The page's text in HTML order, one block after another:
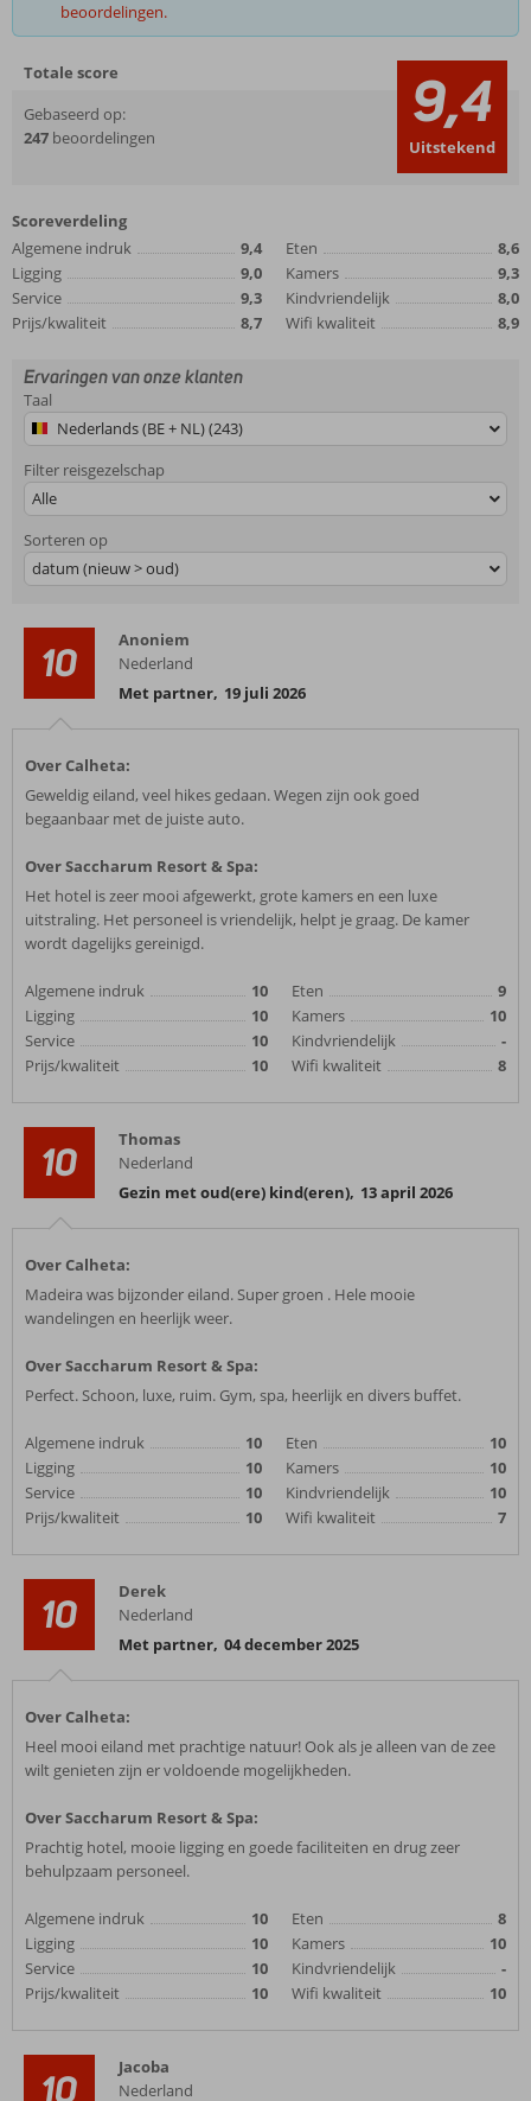
beoordelingen.
Totale score
Gebaseerd op:
247 beoordelingen 9,4
Uitstekend
Scoreverdeling
Algemene indruk
9,4
Ligging
9,0
Service
9,3
Prijs/kwaliteit
8,7
Eten
8,6
Kamers
9,3
Kindvriendelijk
8,0
Wifi kwaliteit
8,9
Ervaringen van onze klanten
Taal
Nederlands (BE + NL) (243)
Filter reisgezelschap
Alle
Sorteren op
datum (nieuw > oud)
10
Anoniem
Nederland
Met partner, 19 juli 2026
Over Calheta:
Geweldig eiland, veel hikes gedaan. Wegen zijn ook goed
begaanbaar met de juiste auto.
Over Saccharum Resort & Spa:
Het hotel is zeer mooi afgewerkt, grote kamers en een luxe
uitstraling. Het personeel is vriendelijk, helpt je graag. De kamer
wordt dagelijks gereinigd.
Algemene indruk
10
Ligging
10
Service
10
Prijs/kwaliteit
10
Eten
9
Kamers
10
Kindvriendelijk
-
Wifi kwaliteit
8
10
Thomas
Nederland
Gezin met oud(ere) kind(eren), 13 april 2026
Over Calheta:
Madeira was bijzonder eiland. Super groen . Hele mooie
wandelingen en heerlijk weer.
Over Saccharum Resort & Spa:
Perfect. Schoon, luxe, ruim. Gym, spa, heerlijk en divers buffet.
Algemene indruk
10
Ligging
10
Service
10
Prijs/kwaliteit
10
Eten
10
Kamers
10
Kindvriendelijk
10
Wifi kwaliteit
7
10
Derek
Nederland
Met partner, 04 december 2025
Over Calheta:
Heel mooi eiland met prachtige natuur! Ook als je alleen van de zee
wilt genieten zijn er voldoende mogelijkheden.
Over Saccharum Resort & Spa:
Prachtig hotel, mooie ligging en goede faciliteiten en drug zeer
behulpzaam personeel.
Algemene indruk
10
Ligging
10
Service
10
Prijs/kwaliteit
10
Eten
8
Kamers
10
Kindvriendelijk
-
Wifi kwaliteit
10
10
Jacoba
Nederland